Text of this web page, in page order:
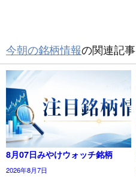
今朝の銘柄情報の関連記事
8月07日みやけウォッチ銘柄
2026年8月7日